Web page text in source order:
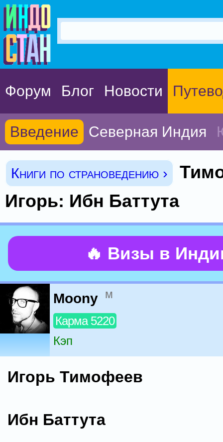
Форум Блог Новости
Введение Северная Индия
Книги по страноведению ›
Игорь: Ибн Баттута
🔥 Визы в
Moony м
Карма 5220
Кэп
Игорь Тимофеев
Ибн Баттута